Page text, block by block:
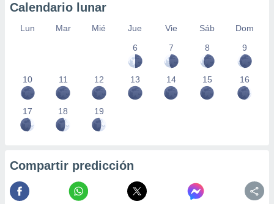
Calendario lunar
Lun Mar Mié Jue Vie Sáb
Dom
6
7 8 9
10 11 12 13 14 15 16
17 18 19
Compartir predicción